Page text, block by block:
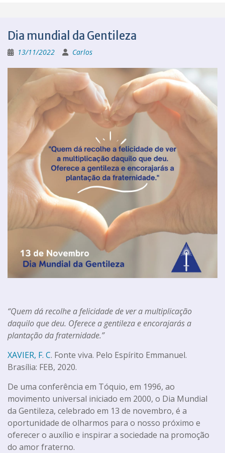
Dia mundial da Gentileza
13/11/2022 Carlos
“Quem dá recolhe a felicidade de ver a multiplicação
daquilo que deu. Oferece a gentileza e encorajarás a
plantação da fraternidade.”
XAVIER, F. C. Fonte viva. Pelo Espírito Emmanuel.
Brasília: FEB, 2020.
De uma conferência em Tóquio, em 1996, ao
movimento universal iniciado em 2000, o Dia Mundial
da Gentileza, celebrado em 13 de novembro, é a
oportunidade de olharmos para o nosso próximo e
oferecer o auxílio e inspirar a sociedade na promoção
do amor fraterno.